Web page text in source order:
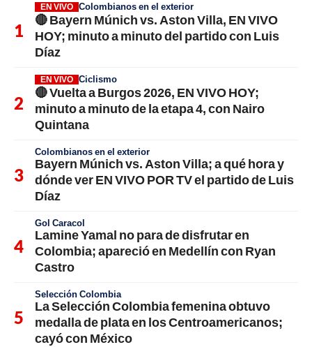
EN VIVO Colombianos en el exterior
🔴 Bayern Múnich vs. Aston Villa, EN VIVO
HOY; minuto a minuto del partido con Luis
Díaz
EN VIVO Ciclismo
🔴 Vuelta a Burgos 2026, EN VIVO HOY;
minuto a minuto de la etapa 4, con Nairo
Quintana
Colombianos en el exterior
Bayern Múnich vs. Aston Villa; a qué hora y
dónde ver EN VIVO POR TV el partido de Luis
Díaz
Gol Caracol
Lamine Yamal no para de disfrutar en
Colombia; apareció en Medellín con Ryan
Castro
Selección Colombia
La Selección Colombia femenina obtuvo
medalla de plata en los Centroamericanos;
cayó con México